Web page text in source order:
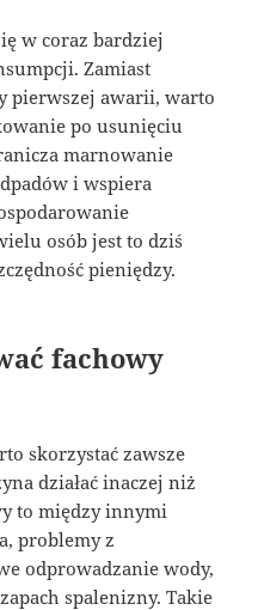
w coraz bardziej
Zamiast
pierwszej awarii, warto
po usunięciu
marnowanie
i wspiera
osób jest to dziś
pieniędzy.
fachowy
skorzystać zawsze
działać inaczej niż
to między innymi
problemy z
odprowadzanie wody,
spalenizny. Takie